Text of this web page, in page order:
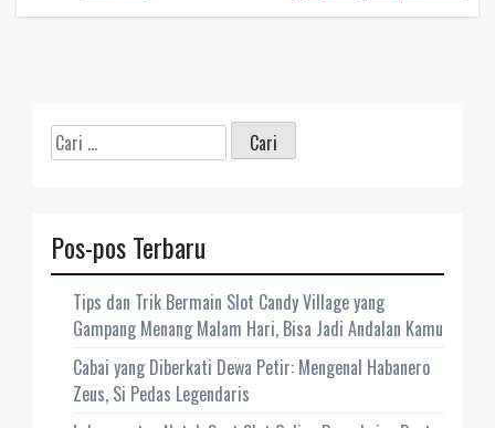
Cari
untuk:
Pos-pos Terbaru
Tips dan Trik Bermain Slot Candy Village yang
Gampang Menang Malam Hari, Bisa Jadi Andalan Kamu
Cabai yang Diberkati Dewa Petir: Mengenal Habanero
Zeus, Si Pedas Legendaris